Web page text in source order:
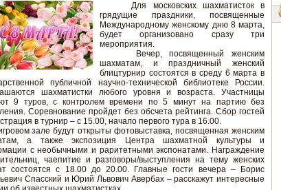
Для московских шахматисток в
грядущие праздники, посвященные
Международному женскому дню 8 марта,
будет организовано сразу три
мероприятия.
Вечер, посвященный женским
шахматам, и праздничный женский
блицтурнир состоятся в среду 6 марта в
публичной научно-технической библиотеке России.
шахматистки любого уровня и возраста. Участницы
9 туров, с контролем времени по 5 минут на партию без
Соревнование пройдет без обсчета рейтинга. Сбор гостей
в турнир – с 15.00, начало первого тура в 16.00.
зале будут открыты фотовыставка, посвященная женским
а также экспозиция Центра шахматной культуры и
с необычными и раритетными экспонатами. Награждение
чаепитие и разговоры/выступления на тему женских
состоятся с 18.00 до 20.00. Главные гости вечера – Борис
Спасский и Юрий Львович Авербах – расскажут интересные